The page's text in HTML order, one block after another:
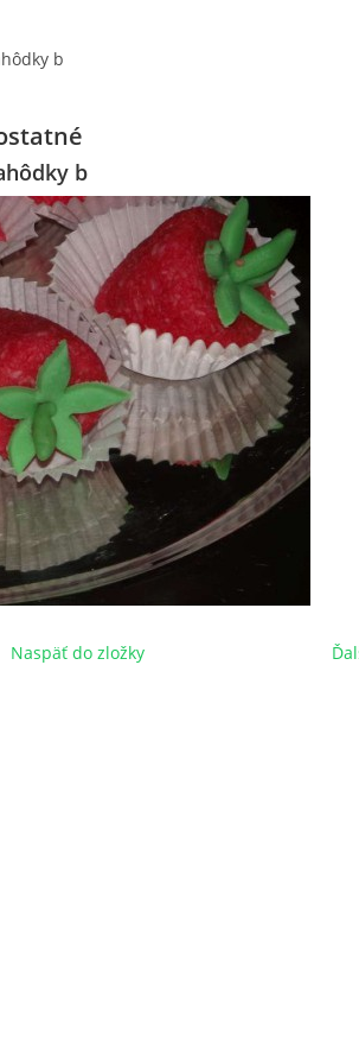
b
b
Naspäť do zložky